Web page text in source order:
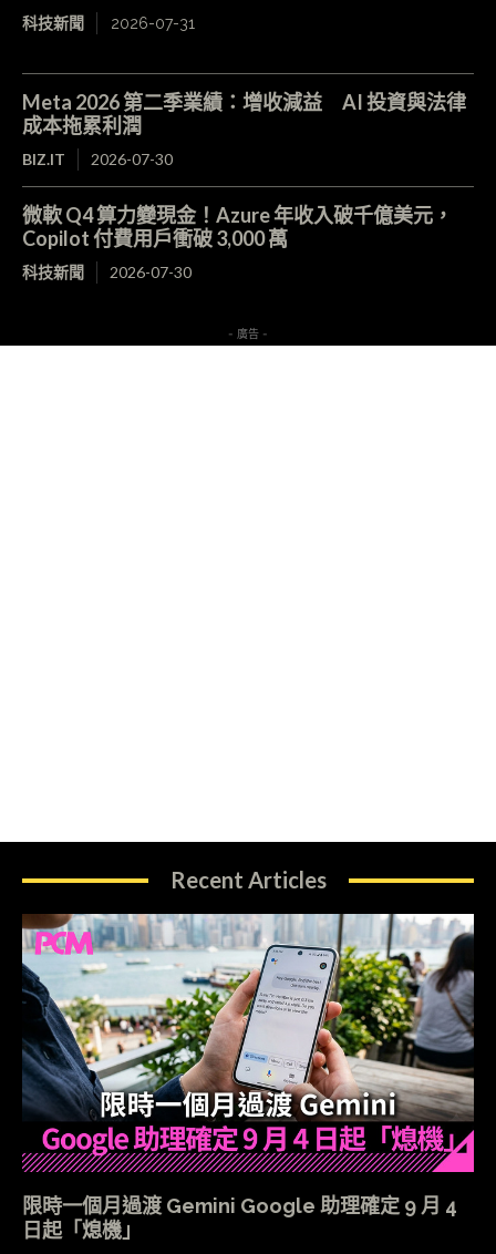
科技新聞 2026-07-31
Meta 2026 第二季業績：增收減益 AI 投資與法律
成本拖累利潤
BIZ.IT 2026-07-30
微軟 Q4 算力變現金！Azure 年收入破千億美元，
Copilot 付費用戶衝破 3,000 萬
科技新聞 2026-07-30
- 廣告 -
Recent Articles
限時一個月過渡 Gemini Google 助理確定 9 月 4
日起「熄機」